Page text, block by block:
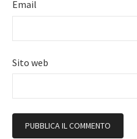
Email
Sito web